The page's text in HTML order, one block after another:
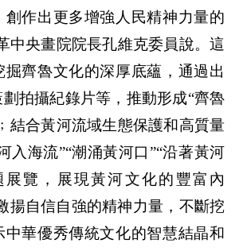
創作出更多增強人民精神力量的
中央畫院院長孔維克委員說。這
齊魯文化的深厚底蘊，通過出
拍攝紀錄片等，推動形成“齊魯
結合黃河流域生態保護和高質量
入海流”“潮涌黃河口”“沿著黃河
展覽，展現黃河文化的豐富內
自信自強的精神力量，不斷挖
中華優秀傳統文化的智慧結晶和